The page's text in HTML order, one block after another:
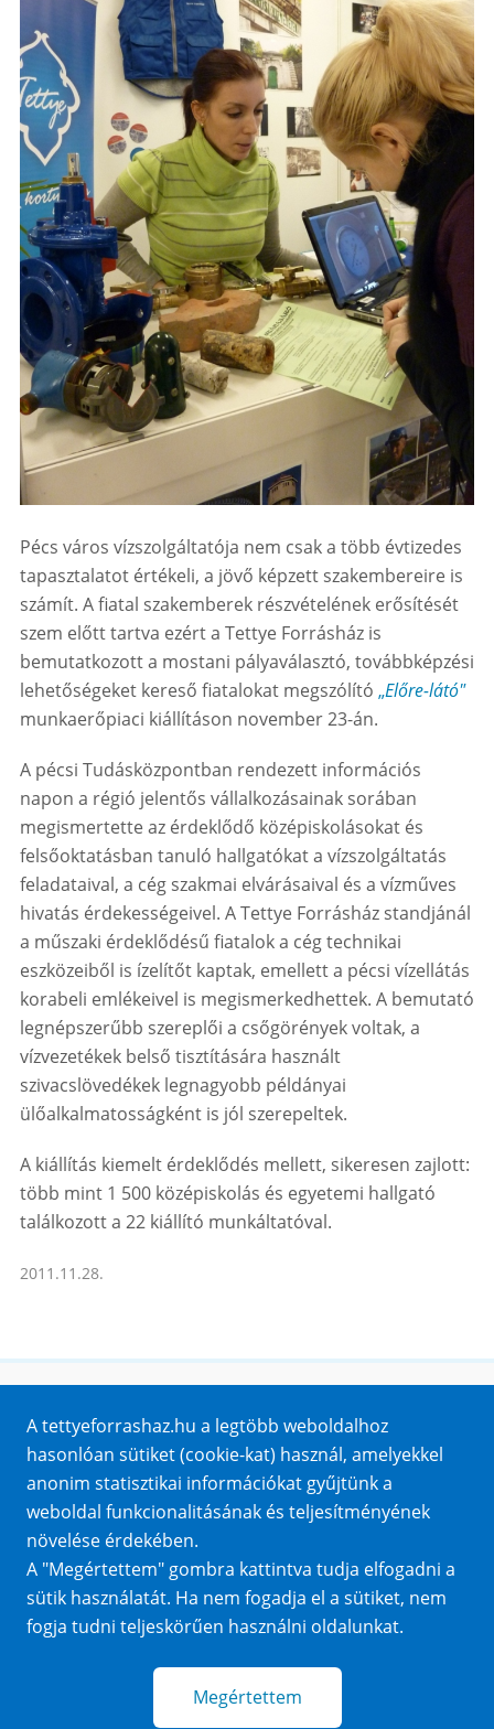
Pécs város vízszolgáltatója nem csak a több évtizedes
tapasztalatot értékeli, a jövő képzett szakembereire is
számít. A fiatal szakemberek részvételének erősítését
szem előtt tartva ezért a Tettye Forrásház is
bemutatkozott a mostani pályaválasztó, továbbképzési
lehetőségeket kereső fiatalokat megszólító „Előre-látó"
munkaerőpiaci kiállításon november 23-án.
A pécsi Tudásközpontban rendezett információs
napon a régió jelentős vállalkozásainak sorában
megismertette az érdeklődő középiskolásokat és
felsőoktatásban tanuló hallgatókat a vízszolgáltatás
feladataival, a cég szakmai elvárásaival és a vízműves
hivatás érdekességeivel. A Tettye Forrásház standjánál
a műszaki érdeklődésű fiatalok a cég technikai
eszközeiből is ízelítőt kaptak, emellett a pécsi vízellátás
korabeli emlékeivel is megismerkedhettek. A bemutató
legnépszerűbb szereplői a csőgörények voltak, a
vízvezetékek belső tisztítására használt
szivacslövedékek legnagyobb példányai
ülőalkalmatosságként is jól szerepeltek.
A kiállítás kiemelt érdeklődés mellett, sikeresen zajlott:
több mint 1 500 középiskolás és egyetemi hallgató
találkozott a 22 kiállító munkáltatóval.
2011.11.28.
Impresszum
Sütik
Adatvédelem
Közérdekű adatok
A tettyeforrashaz.hu a legtöbb weboldalhoz
hasonlóan sütiket (cookie-kat) használ, amelyekkel
anonim statisztikai információkat gyűjtünk a
weboldal funkcionalitásának és teljesítményének
növelése érdekében.
A "Megértettem" gombra kattintva tudja elfogadni a
sütik használatát. Ha nem fogadja el a sütiket, nem
fogja tudni teljeskörűen használni oldalunkat.
Megértettem